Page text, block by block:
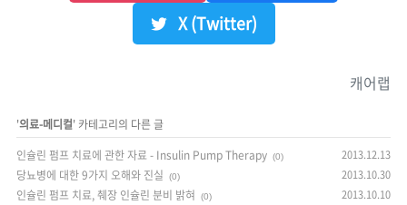
X (Twitter)
캐어랩
'의료-메디컬' 카테고리의 다른 글
인슐린 펌프 치료에 관한 자료 - Insulin Pump Therapy (0) 2013.12.13
당뇨병에 대한 9가지 오해와 진실 (0) 2013.10.30
인슐린 펌프 치료, 췌장 인슐린 분비 밝혀 (0) 2013.10.10